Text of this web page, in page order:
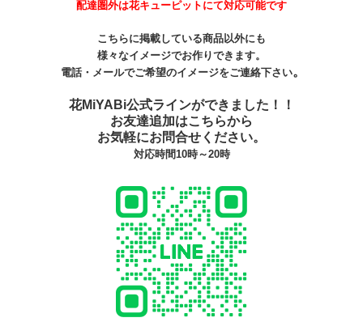
配達圏外は花キューピットにて対応可能です
こちらに掲載している商品以外にも
様々なイメージでお作りできます。
電話・メールでご希望のイメージをご連絡下さい。
花MiYABi公式ラインができました！！
お友達追加はこちらから
お気軽にお問合せください。
対応時間10時～20時